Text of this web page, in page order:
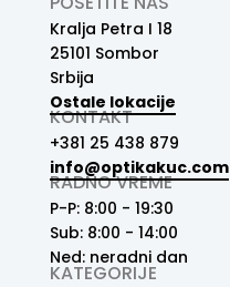
Kralja Petra I 18
25101 Sombor
Srbija
Ostale lokacije
KONTAKT
+381 25 438 879
info@optikakuc.com
RADNO VREME
P-P: 8:00 - 19:30
Sub: 8:00 - 14:00
Ned: neradni dan
KATEGORIJE